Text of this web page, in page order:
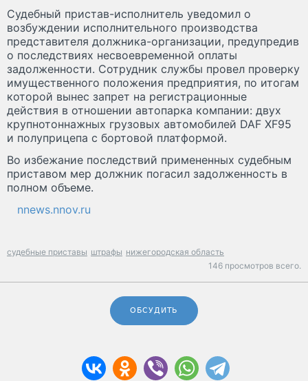
Судебный пристав-исполнитель уведомил о
возбуждении исполнительного производства
представителя должника-организации, предупредив
о последствиях несвоевременной оплаты
задолженности. Сотрудник службы провел проверку
имущественного положения предприятия, по итогам
которой вынес запрет на регистрационные
действия в отношении автопарка компании: двух
крупнотоннажных грузовых автомобилей DAF XF95
и полуприцепа с бортовой платформой.
Во избежание последствий примененных судебным
приставом мер должник погасил задолженность в
полном объеме.
nnews.nnov.ru
судебные приставы штрафы нижегородская область
146 просмотров всего.
ОБСУДИТЬ